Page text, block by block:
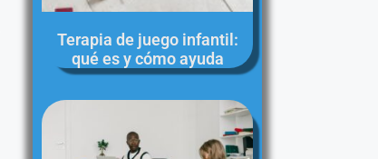
Terapia de juego infantil:
qué es y cómo ayuda